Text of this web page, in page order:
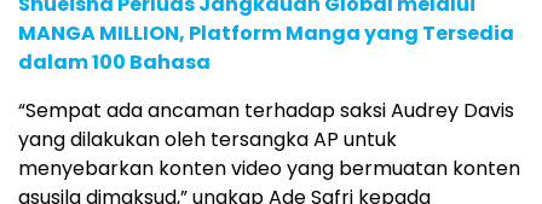
MANGA MILLION, Platform Manga yang Tersedia
dalam 100 Bahasa
“Sempat ada ancaman terhadap saksi Audrey Davis
yang dilakukan oleh tersangka AP untuk
menyebarkan konten video yang bermuatan konten
asusila dimaksud,” ungkap Ade Safri kepada